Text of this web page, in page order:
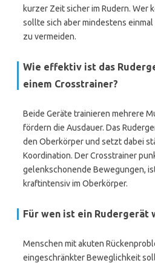
kurzer Zeit sicher im Rudern. Wer
sollte sich aber mindestens
zu vermeiden.
Wie effektiv ist das
einem Crosstrainer?
Beide Geräte trainieren mehrere
fördern die Ausdauer. Das
den Oberkörper und setzt dabei
Koordination. Der Crosstrainer
gelenkschonende Bewegungen,
kraftintensiv im Oberkörper.
Für wen ist ein Rudergerät
Menschen mit akuten
eingeschränkter Beweglichkeit